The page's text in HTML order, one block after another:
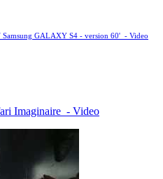
Samsung GALAXY S4 - version 60' - Video
Imaginaire - Video